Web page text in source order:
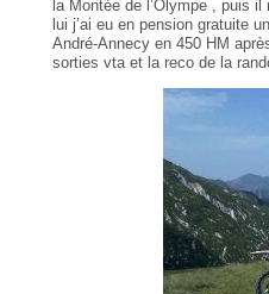
la Montée de l’Olympe , puis
lui j’ai eu en pension gratuite
André-Annecy en 450 HM
sorties vta et la reco de la